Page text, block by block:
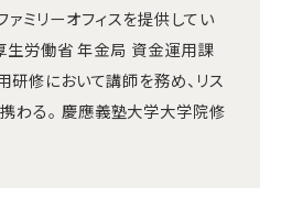
ミリーオフィスを提供してい
生労働省 年金局 資金運用課
研修において講師を務め、リス
わる。 慶應義塾大学大学院修